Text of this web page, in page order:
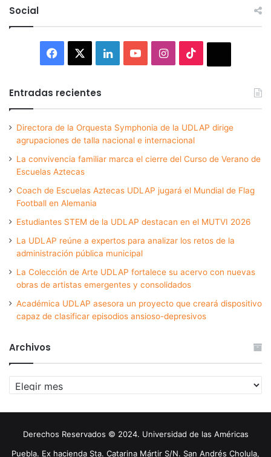
Social
Facebook LinkedInYouTubeInstagram
Entradas recientes
Directora de la Orquesta Symphonia de la UDLAP dirige
agrupaciones de talla nacional e internacional
La convivencia familiar marca el cierre del Curso de Verano de
Escuelas Aztecas
Coach de Escuelas Aztecas UDLAP jugará el Mundial de Flag
Football en Alemania
Estudiantes STEM de la UDLAP destacan en el MUTVI 2026
La UDLAP reúne a expertos para analizar los retos de la
administración pública municipal
La Colección de Arte UDLAP fortalece su acervo con nuevas
obras de artistas emergentes y consolidados
Académica UDLAP asesora un proyecto que creará dispositivo
capaz de clasificar episodios ansioso-depresivos
Archivos
Archivos
Derechos Reservados © 2024. Universidad de las Américas
Puebla. Ex hacienda Sta. Catarina Mártir S/N. San Andrés Cholula,